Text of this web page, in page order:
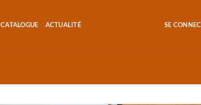
CATALOGUE ACTUALITÉ SE